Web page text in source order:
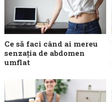
Ce să faci când ai mereu
senzația de abdomen
umflat